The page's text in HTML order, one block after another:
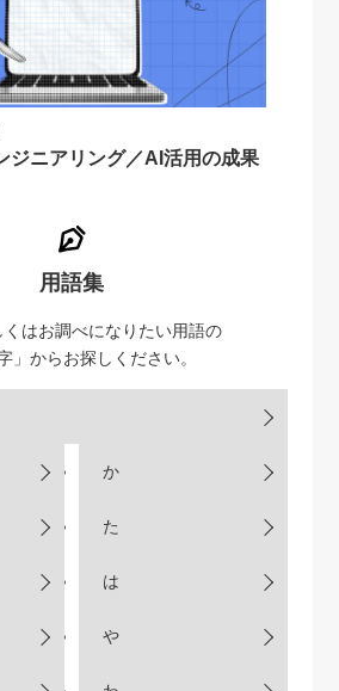
ジニアリング／AI活用の成果
用語集
くはお調べになりたい用語の
」からお探しください。
か
た
は
や